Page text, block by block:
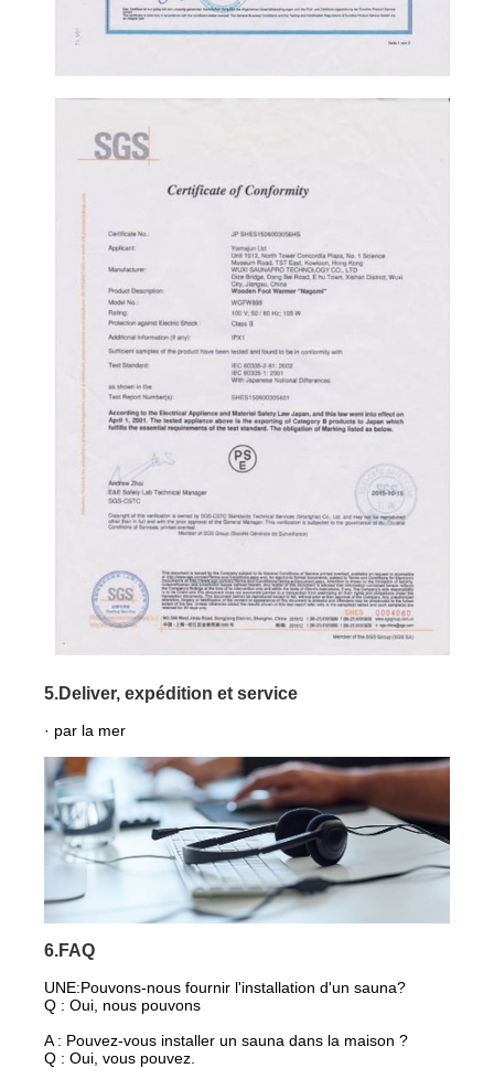
5.Deliver, expédition et service
· par la mer
6.FAQ
UNE:Pouvons-nous fournir l'installation d'un sauna?
Q : Oui, nous pouvons
A : Pouvez-vous installer un sauna dans la maison ?
Q : Oui, vous pouvez.